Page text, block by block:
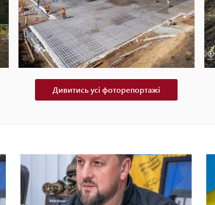
Як виглядає майбутній
підземний онкоцентр у Харкові
23 липня, 2026 - 17:51
Дивитись усі фоторепортажі